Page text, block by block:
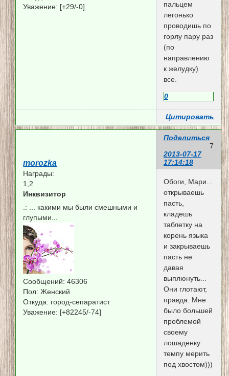
Уважение: [+29/-0]
пальцем
легонько
проводишь по
горлу пару раз
(по
направлению
к желудку)
все.
0
Цитировать
Поделиться
7
2013-07-17
17:14:18
morozka
Награды:
1,2
Инквизитор
.: ... какими мы были смешными и
глупыми...
Сообщений: 46306
Пол: Женский
Откуда: город-сепаратист
Уважение: [+82245/-74]
Обоги, Мари...
открываешь
пасть,
кладешь
таблетку на
корень языка
и закрываешь
пасть не
давая
выплюнуть...
Они глотают,
правда. Мне
было большей
проблемой
своему
лошаденку
темпу мерить
под хвостом)))